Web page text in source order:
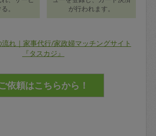
。
が行われます。
流れ｜家事代行/家政婦マッチングサイト
『タスカジ』